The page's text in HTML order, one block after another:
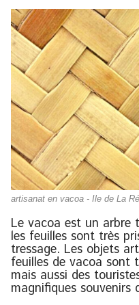
artisanat en vacoa - Ile de La
Le vacoa est un arbre typique de la Réunion, dont
les feuilles sont très
tressage. Les objets
feuilles de vacoa sont
mais aussi des
magnifiques souvenirs